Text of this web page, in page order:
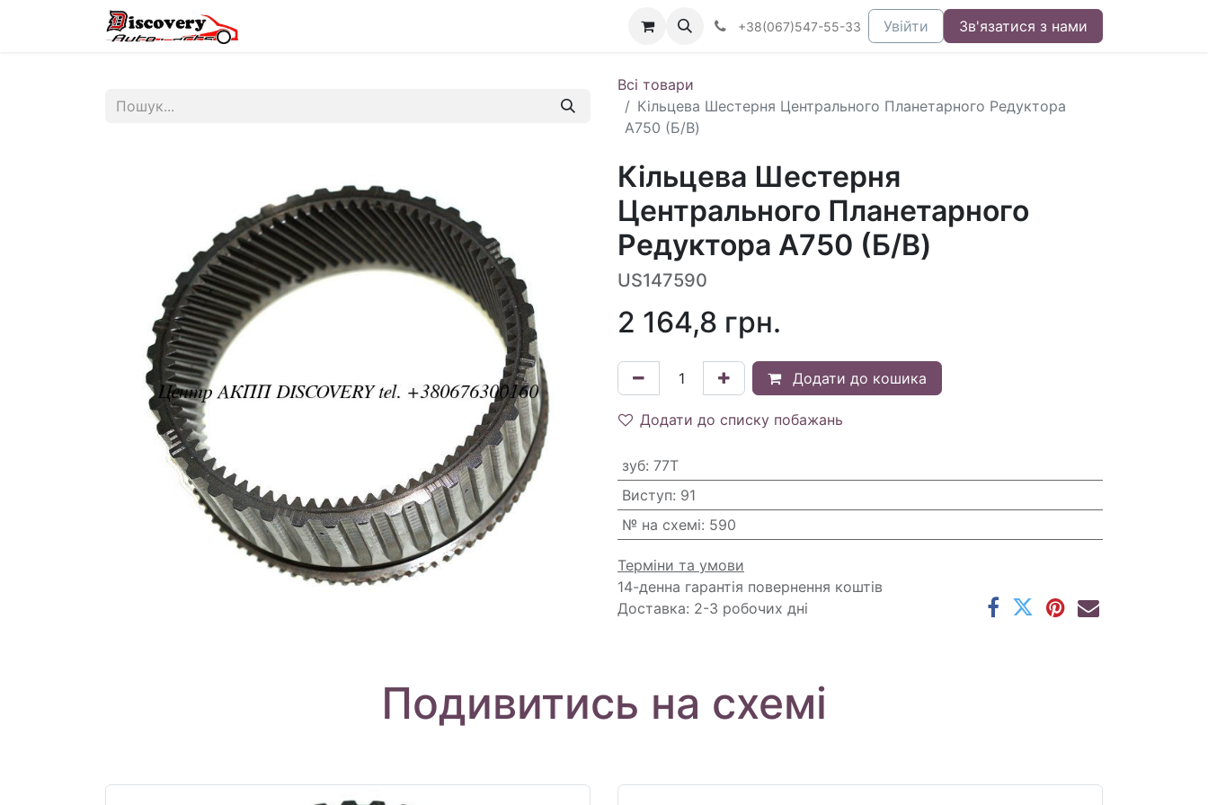
+38(067)547-55-33 Увійти Зв'язатися з нами
Всі товари
Кільцева Шестерня Центрального Планетарного Редуктора
A750 (Б/В)
Кільцева Шестерня
Центрального Планетарного
Редуктора A750 (Б/В)
US147590
2 164,8 грн.
Додати до кошика
Додати до списку побажань
зуб: 77T
Виступ: 91
№ на схемі: 590
Терміни та умови
14-денна гарантія повернення коштів
Доставка: 2-3 робочих дні
Подивитись на схемі